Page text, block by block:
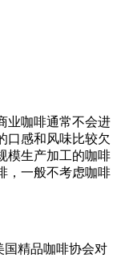
业咖啡通常不会进
口感和风味比较欠
模生产加工的咖啡
，一般不考虑咖啡
国精品咖啡协会对